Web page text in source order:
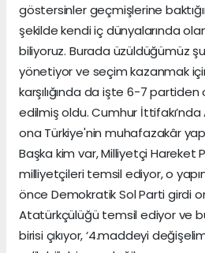
göstersinler geçmişlerine
şekilde kendi iç dünyalarında
biliyoruz. Burada üzüldüğümüz
yönetiyor ve seçim kazanmak
karşılığında da işte 6-7
edilmiş oldu. Cumhur
ona Türkiye'nin muhafazakâr
Başka kim var, Milliyetçi Hareket
milliyetçileri temsil ediyor, o
önce Demokratik Sol Parti girdi
Atatürkçülüğü temsil ediyor ve
birisi çıkıyor, ‘4.maddeyi